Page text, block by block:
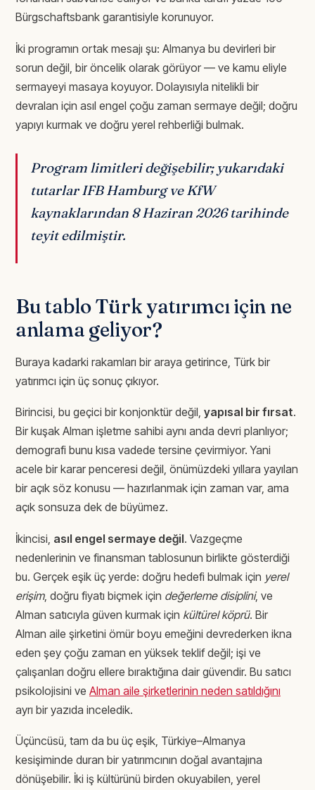
Bürgschaftsbank garantisiyle korunuyor.
İki programın ortak mesajı şu: Almanya bu devirleri bir
sorun değil, bir öncelik olarak görüyor — ve kamu eliyle
sermayeyi masaya koyuyor. Dolayısıyla nitelikli bir
devralan için asıl engel çoğu zaman sermaye değil; doğru
yapıyı kurmak ve doğru yerel rehberliği bulmak.
Program limitleri değişebilir; yukarıdaki
tutarlar IFB Hamburg ve KfW
kaynaklarından 8 Haziran 2026 tarihinde
teyit edilmiştir.
Bu tablo Türk yatırımcı için ne
anlama geliyor?
Buraya kadarki rakamları bir araya getirince, Türk bir
yatırımcı için üç sonuç çıkıyor.
Birincisi, bu geçici bir konjonktür değil, yapısal bir fırsat.
Bir kuşak Alman işletme sahibi aynı anda devri planlıyor;
demografi bunu kısa vadede tersine çevirmiyor. Yani
acele bir karar penceresi değil, önümüzdeki yıllara yayılan
bir açık söz konusu — hazırlanmak için zaman var, ama
açık sonsuza dek de büyümez.
İkincisi, asıl engel sermaye değil. Vazgeçme
nedenlerinin ve finansman tablosunun birlikte gösterdiği
bu. Gerçek eşik üç yerde: doğru hedefi bulmak için yerel
erişim, doğru fiyatı biçmek için değerleme disiplini, ve
Alman satıcıyla güven kurmak için kültürel köprü. Bir
Alman aile şirketini ömür boyu emeğini devrederken ikna
eden şey çoğu zaman en yüksek teklif değil; işi ve
çalışanları doğru ellere bıraktığına dair güvendir. Bu satıcı
psikolojisini ve Alman aile şirketlerinin neden satıldığını
ayrı bir yazıda inceledik.
Üçüncüsü, tam da bu üç eşik, Türkiye–Almanya
kesişiminde duran bir yatırımcının doğal avantajına
dönüşebilir. İki iş kültürünü birden okuyabilen, yerel